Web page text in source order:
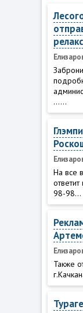
......
На все
98-98...
Также